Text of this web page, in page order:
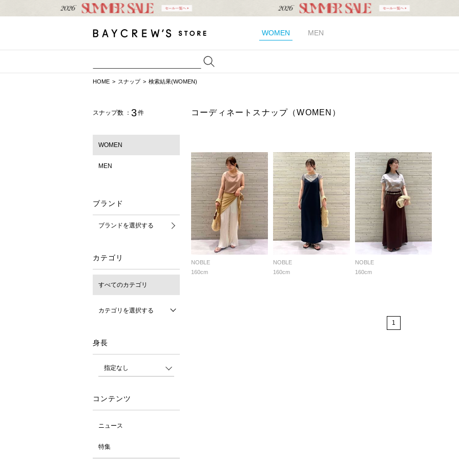
WOMEN MEN
HOME スナップ 検索結果(WOMEN)
スナップ数 ： 3件
WOMEN
MEN
ブランド
ブランドを選択する
カテゴリ
すべてのカテゴリ
カテゴリを選択する
身長
コンテンツ
ニュース
特集
コーディネートスナップ（WOMEN）
NOBLE
160cm
NOBLE
160cm
NOBLE
160cm
1